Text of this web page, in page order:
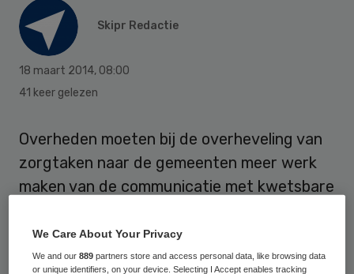
Skipr Redactie
18 maart 2014, 08:00
41 keer gelezen
Overheden moeten bij de overheveling van
zorgtaken naar de gemeenten meer werk
maken van de communicatie met kwetsbare
Bergkamp.
We Care About Your Privacy
We and our889 partners store and access personal data, like browsing data
or unique identifiers, on your device. Selecting I Accept enables tracking